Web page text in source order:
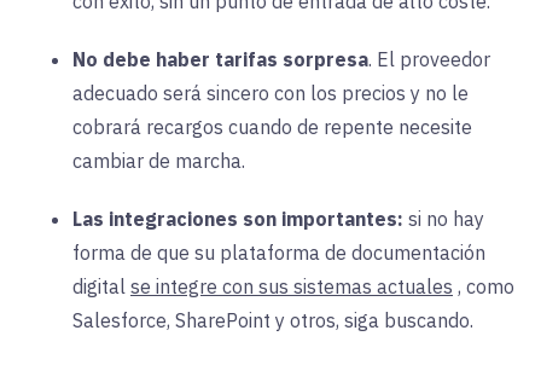
No debe haber tarifas sorpresa. El proveedor
adecuado será sincero con los precios y no le
cobrará recargos cuando de repente necesite
cambiar de marcha.
Las integraciones son importantes: si no hay
forma de que su plataforma de documentación
digital se integre con sus sistemas actuales , como
Salesforce, SharePoint y otros, siga buscando.